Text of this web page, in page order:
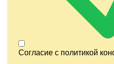
Согласие с политикой